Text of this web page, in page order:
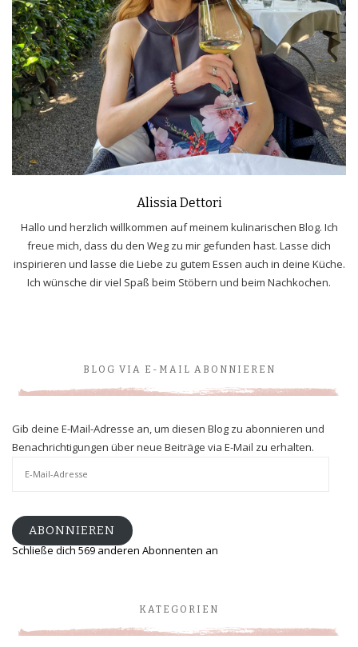
Alissia Dettori
Hallo und herzlich willkommen auf meinem kulinarischen Blog. Ich
freue mich, dass du den Weg zu mir gefunden hast. Lasse dich
inspirieren und lasse die Liebe zu gutem Essen auch in deine Küche.
Ich wünsche dir viel Spaß beim Stöbern und beim Nachkochen.
BLOG VIA E-MAIL ABONNIEREN
Gib deine E-Mail-Adresse an, um diesen Blog zu abonnieren und
Benachrichtigungen über neue Beiträge via E-Mail zu erhalten.
ABONNIEREN
Schließe dich 569 anderen Abonnenten an
KATEGORIEN